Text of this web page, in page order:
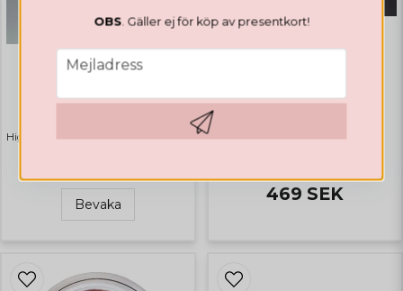
Builder Gel Soft Beige
Highlights Bästsäljare
Bevaka
Valentines Collection
469 SEK
OBS. Gäller ej för köp av presentkort!
email
Mejladress